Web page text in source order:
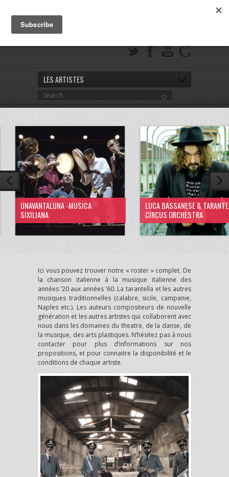
LES ARTISTES
UNAVANTALUNA -MUSICA
SIXILIANA
LUCA BASSANESE &
CIRCUS ORCHESTRA
Ici vous pouvez trouver notre « roster » complet. De
la chanson italienne à la musique italienne des
années ’20 aux années ’60. La tarantella et les autres
musiques traditionnelles (calabre, sicile, campanie,
Naples etc.). Les auteurs compositeurs de nouvelle
génération et les autres artistes qui collaborent avec
nous dans les domaines du theatre, de la danse, de
la musique, des arts plastiques. N’hésitez pas à nous
contacter pour plus d’informations sur nos
propositions, et pour connaitre la disponibilité et le
conditions de chaque artiste.